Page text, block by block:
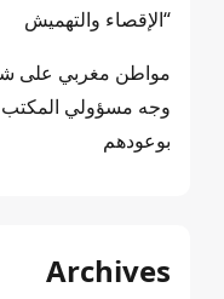
“الإقصاء والتهميش
مواطن مغربي على
وجه مسؤولي المكتب
بوعودهم
Archives